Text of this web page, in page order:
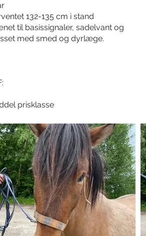
132-135 cm i stand
til basissignaler, sadelvant og
med smed og dyrlæge.
prisklasse